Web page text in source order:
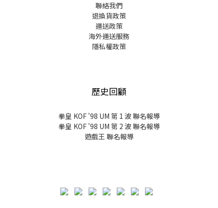
聯絡我們
退換貨政策
運送政策
海外運送服務
隱私權政策
歷史回顧
拳皇 KOF '98 UM 第 1 波 聯名報導
拳皇 KOF '98 UM 第 2 波 聯名報導
遊戲王 聯名報導